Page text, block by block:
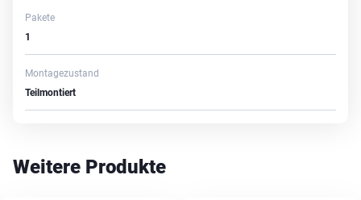
Pakete
1
Montagezustand
Teilmontiert
Weitere Produkte